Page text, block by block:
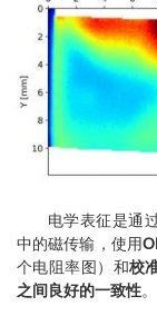
电学表征是通
中的磁传输，使用
个电阻率图）和校
之间良好的一致性。